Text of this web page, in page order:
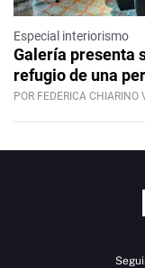
Especial interiorismo
Galería presenta
refugio de una
POR FEDERICA CHIARINO